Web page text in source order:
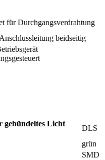
für Durchgangsverdrahtung
beidseitig
gebündeltes Licht
DLS
grün
SMD